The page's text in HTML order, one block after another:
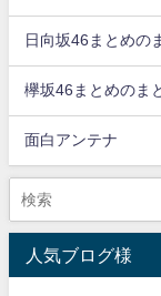
日向坂46まとめの
欅坂46まとめのま
面白アンテナ
人気ブログ様